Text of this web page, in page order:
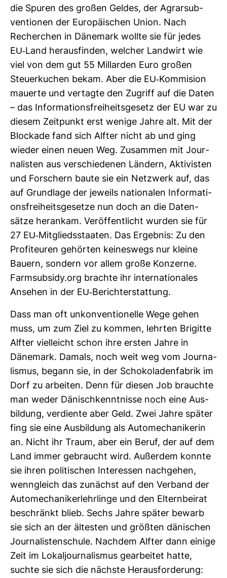
die Spuren des großen Geldes, der Agrar­sub­
ven­tionen der Euro­päi­schen Union. Nach
Recher­chen in Däne­mark wollte sie für jedes
EU-​Land her­aus­finden, wel­cher Land­wirt wie
viel von dem gut 55 Mil­larden Euro großen
Steu­er­ku­chen bekam. Aber die EU-​Kom­mi­sion
mau­erte und ver­tagte den Zugriff auf die Daten
– das Infor­ma­ti­ons­frei­heits­ge­setz der EU war zu
diesem Zeit­punkt erst wenige Jahre alt. Mit der
Blo­ckade fand sich Alfter nicht ab und ging
wieder einen neuen Weg. Zusammen mit Jour­
na­listen aus ver­schie­denen Län­dern, Akti­visten
und For­schern baute sie ein Netz­werk auf, das
auf Grund­lage der jeweils natio­nalen Infor­ma­ti­
ons­frei­heits­ge­setze nun doch an die Daten­
sätze her­ankam. Ver­öf­fent­licht wurden sie für
27 EU-​Mit­glieds­staaten. Das Ergebnis: Zu den
Pro­fi­teuren gehörten kei­nes­wegs nur kleine
Bauern, son­dern vor allem große Kon­zerne.
Farm­sub­sidy.org brachte ihr inter­na­tio­nales
Ansehen in der EU-​Bericht­erstat­tung.
Dass man oft unkon­ven­tio­nelle Wege gehen
muss, um zum Ziel zu kommen, lehrten Bri­gitte
Alfter viel­leicht schon ihre ersten Jahre in
Däne­mark. Damals, noch weit weg vom Jour­na­
lismus, begann sie, in der Scho­ko­la­den­fa­brik im
Dorf zu arbeiten. Denn für diesen Job brauchte
man weder Dänisch­kennt­nisse noch eine Aus­
bil­dung, ver­diente aber Geld. Zwei Jahre später
fing sie eine Aus­bil­dung als Auto­me­cha­ni­kerin
an. Nicht ihr Traum, aber ein Beruf, der auf dem
Land immer gebraucht wird. Außerdem konnte
sie ihren poli­ti­schen Inter­essen nach­gehen,
wenn­gleich das zunächst auf den Ver­band der
Auto­me­cha­ni­ker­lehr­linge und den Eltern­beirat
beschränkt blieb. Sechs Jahre später bewarb
sie sich an der ältesten und größten däni­schen
Jour­na­lis­ten­schule. Nachdem Alfter dann einige
Zeit im Lokal­jour­na­lismus gear­beitet hatte,
suchte sie sich die nächste Her­aus­for­de­rung: